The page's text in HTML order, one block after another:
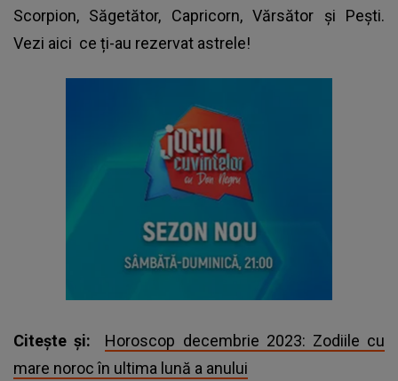
Scorpion, Săgetător, Capricorn, Vărsător și Pești.
Vezi aici ce ți-au rezervat astrele!
Citește și: Horoscop decembrie 2023: Zodiile cu
mare noroc în ultima lună a anului